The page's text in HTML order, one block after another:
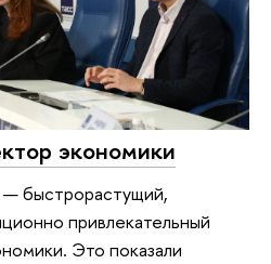
экономики
быстрорастущий,
привлекательный
Это показали